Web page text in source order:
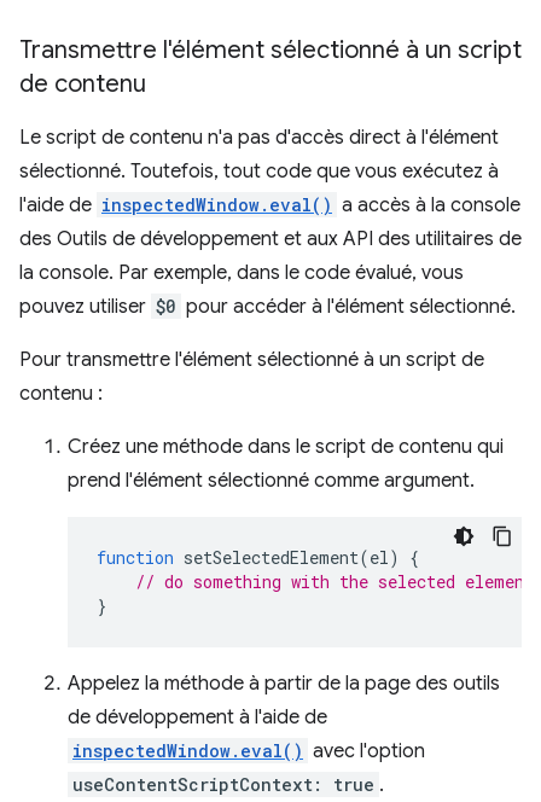
Transmettre l'élément sélectionné à un script
de contenu
Le script de contenu n'a pas d'accès direct à l'élément
sélectionné. Toutefois, tout code que vous exécutez à
l'aide de inspectedWindow.eval() a accès à la console
des Outils de développement et aux API des utilitaires de
la console. Par exemple, dans le code évalué, vous
pouvez utiliser $0 pour accéder à l'élément sélectionné.
Pour transmettre l'élément sélectionné à un script de
contenu :
Créez une méthode dans le script de contenu qui
prend l'élément sélectionné comme argument.
function setSelectedElement(el)
{
// do something with the selected element
}
Appelez la méthode à partir de la page des outils
de développement à l'aide de
inspectedWindow.eval() avec l'option
useContentScriptContext: true .